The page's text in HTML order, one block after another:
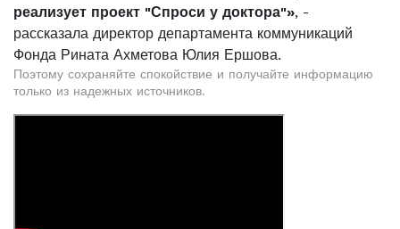
реализует проект "Спроси у доктора"», -
рассказала директор департамента коммуникаций
Фонда Рината Ахметова Юлия Ершова.
Поэтому сохраняйте спокойствие и получайте информацию
только из надежных источников.